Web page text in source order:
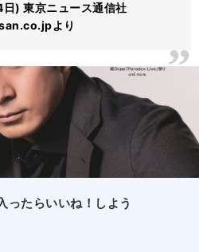
日) 東京ニュース通信社
より
ったらいいね！しよう